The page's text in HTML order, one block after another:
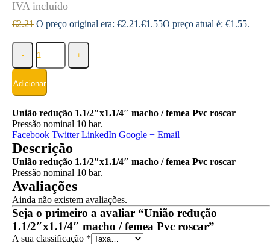
€2.21 O preço original era: €2.21.€1.55O preço atual é: €1.55.
- +
Adicionar
União redução 1.1/2″x1.1/4″ macho / femea Pvc roscar
Pressão nominal 10 bar.
Facebook Twitter LinkedIn Google + Email
Descrição
União redução 1.1/2″x1.1/4″ macho / femea Pvc roscar
Pressão nominal 10 bar.
Avaliações
Ainda não existem avaliações.
Seja o primeiro a avaliar “União redução
1.1/2″x1.1/4″ macho / femea Pvc roscar”
A sua classificação *